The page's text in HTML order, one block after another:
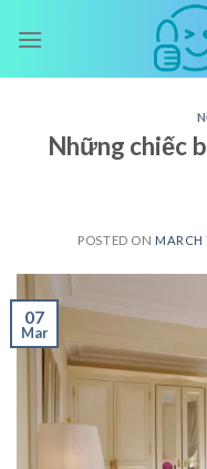
Những chiếc
POSTED ON MARCH
07
Mar